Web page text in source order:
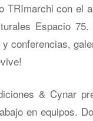
con el
Espacio 75.
conferencias,
& Cynar
en equipos.